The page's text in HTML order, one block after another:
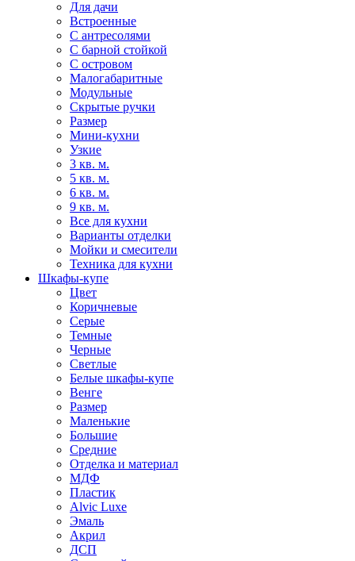
Для дачи
Встроенные
С антресолями
С барной стойкой
С островом
Малогабаритные
Модульные
Скрытые ручки
Размер
Мини-кухни
Узкие
3 кв. м.
5 кв. м.
6 кв. м.
9 кв. м.
Все для кухни
Варианты отделки
Мойки и смесители
Техника для кухни
Шкафы-купе
Цвет
Коричневые
Серые
Темные
Черные
Светлые
Белые шкафы-купе
Венге
Размер
Маленькие
Большие
Средние
Отделка и материал
МДФ
Пластик
Alvic Luxe
Эмаль
Акрил
ДСП